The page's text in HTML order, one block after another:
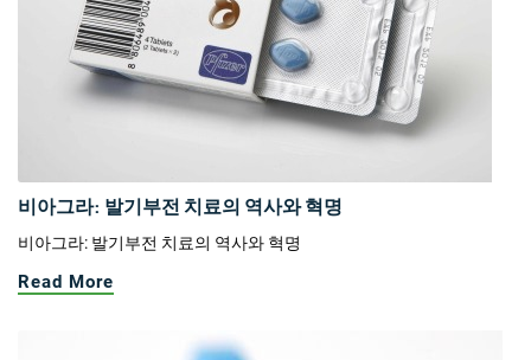
비아그라: 발기부전 치료의 역사와 혁명
비아그라: 발기부전 치료의 역사와 혁명
Read More